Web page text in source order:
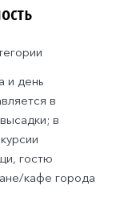
и день
в
в
гостю
кафе города